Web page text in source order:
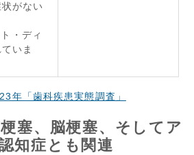
がない
・ディ
いま
年「歯科疾患実態調査」
塞、脳梗塞、そしてア
知症とも関連